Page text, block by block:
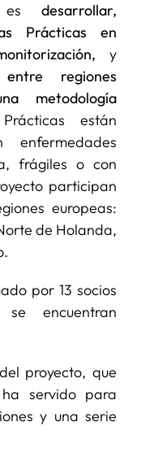
desarrollar,
Prácticas en
y
regiones
metodología
están
frágiles o con
participan
europeas:
de Holanda,
por 13 socios
encuentran
proyecto, que
servido para
y una serie